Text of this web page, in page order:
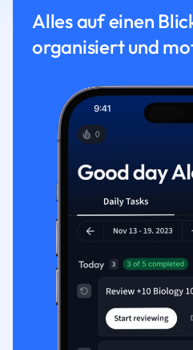
Alles auf einen
organisiert und